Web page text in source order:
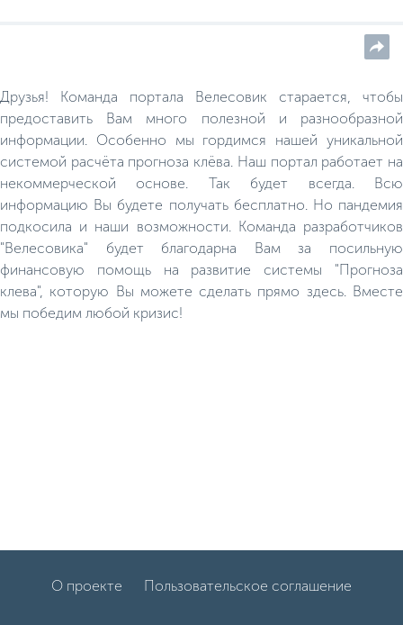
Друзья! Команда портала Велесовик старается, чтобы
предоставить Вам много полезной и разнообразной
информации. Особенно мы гордимся нашей уникальной
системой расчёта прогноза клёва. Наш портал работает на
некоммерческой основе. Так будет всегда. Всю
информацию Вы будете получать бесплатно. Но пандемия
подкосила и наши возможности. Команда разработчиков
"Велесовика" будет благодарна Вам за посильную
финансовую помощь на развитие системы "Прогноза
клева", которую Вы можете сделать прямо здесь. Вместе
мы победим любой кризис!
О проекте Пользовательское соглашение